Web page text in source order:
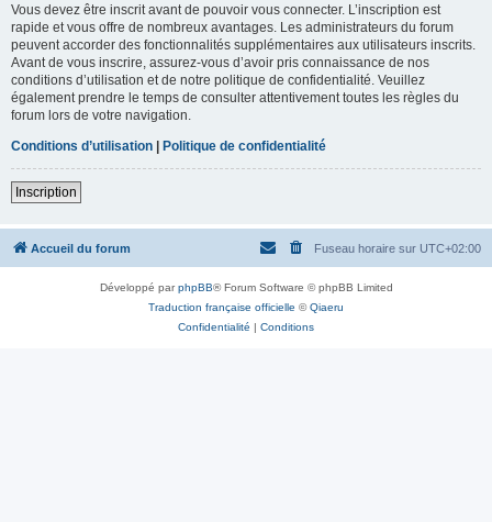
Vous devez être inscrit avant de pouvoir vous connecter. L’inscription est
rapide et vous offre de nombreux avantages. Les administrateurs du forum
peuvent accorder des fonctionnalités supplémentaires aux utilisateurs inscrits.
Avant de vous inscrire, assurez-vous d’avoir pris connaissance de nos
conditions d’utilisation et de notre politique de confidentialité. Veuillez
également prendre le temps de consulter attentivement toutes les règles du
forum lors de votre navigation.
Conditions d’utilisation | Politique de confidentialité
Inscription
Accueil du forum Fuseau horaire sur UTC+02:00
Développé parphpBB® Forum Software © phpBB Limited
Traduction française officielle ©Qiaeru
Confidentialité | Conditions